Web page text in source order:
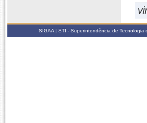
SIGAA | STI - Superintendência de